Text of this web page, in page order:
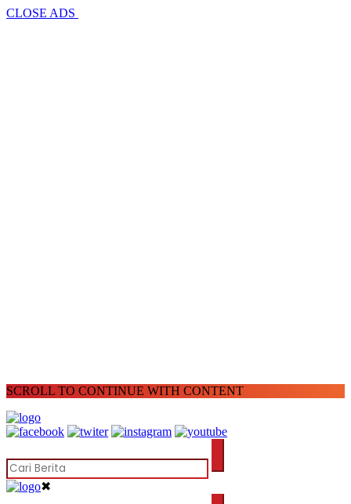
CLOSE ADS
SCROLL TO CONTINUE WITH CONTENT
✖